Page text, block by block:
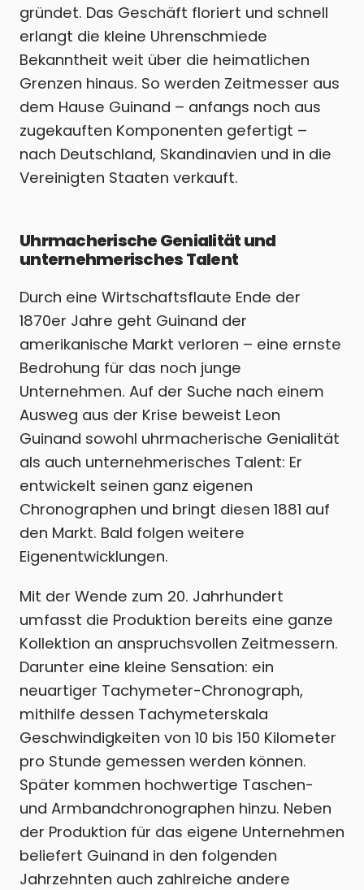
gründet. Das Geschäft floriert und schnell
erlangt die kleine Uhrenschmiede
Bekanntheit weit über die heimatlichen
Grenzen hinaus. So werden Zeitmesser aus
dem Hause Guinand – anfangs noch aus
zugekauften Komponenten gefertigt –
nach Deutschland, Skandinavien und in die
Vereinigten Staaten verkauft.
Uhrmacherische Genialität und
unternehmerisches Talent
Durch eine Wirtschaftsflaute Ende der
1870er Jahre geht Guinand der
amerikanische Markt verloren – eine ernste
Bedrohung für das noch junge
Unternehmen. Auf der Suche nach einem
Ausweg aus der Krise beweist Leon
Guinand sowohl uhrmacherische Genialität
als auch unternehmerisches Talent: Er
entwickelt seinen ganz eigenen
Chronographen und bringt diesen 1881 auf
den Markt. Bald folgen weitere
Eigenentwicklungen.
Mit der Wende zum 20. Jahrhundert
umfasst die Produktion bereits eine ganze
Kollektion an anspruchsvollen Zeitmessern.
Darunter eine kleine Sensation: ein
neuartiger Tachymeter-Chronograph,
mithilfe dessen Tachymeterskala
Geschwindigkeiten von 10 bis 150 Kilometer
pro Stunde gemessen werden können.
Später kommen hochwertige Taschen-
und Armbandchronographen hinzu. Neben
der Produktion für das eigene Unternehmen
beliefert Guinand in den folgenden
Jahrzehnten auch zahlreiche andere